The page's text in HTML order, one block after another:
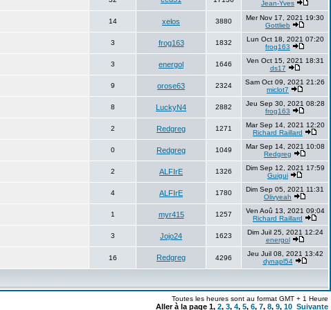
Jean-Yves
14 xelos 3880
Mer Nov 17, 2021 19:30
Gottlieb
3 frog163 1832
Lun Oct 18, 2021 07:20
frog163
3 energol 1646
Ven Oct 15, 2021 18:31
ds17
9 orose63 2324
Sam Oct 09, 2021 21:26
miclot7
8 LuckyN4 2882
Jeu Sep 30, 2021 08:28
frog163
2 Redgreg 1271
Mar Sep 14, 2021 12:20
Richard Raillard
0 Redgreg 1049
Mar Sep 14, 2021 10:08
Redgreg
2 ALFIrE 1326
Dim Sep 12, 2021 17:59
Guigui
4 ALFIrE 1780
Dim Sep 05, 2021 11:31
Olivyeah
1 myr415 1257
Ven Aoû 13, 2021 09:04
Richard Raillard
3 Jojo24 1623
Dim Juil 25, 2021 12:24
energol
16 Redgreg 4296
Jeu Juil 08, 2021 13:42
dynapl54
Toutes les heures sont au format GMT + 1 Heure
Aller à la page 1, 2, 3, 4, 5, 6, 7, 8, 9, 10 Suivante